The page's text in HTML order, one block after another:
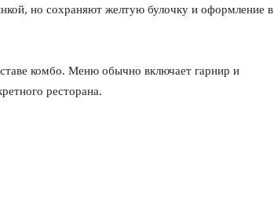
но сохраняют желтую булочку и оформление в
комбо. Меню обычно включает гарнир и
ресторана.